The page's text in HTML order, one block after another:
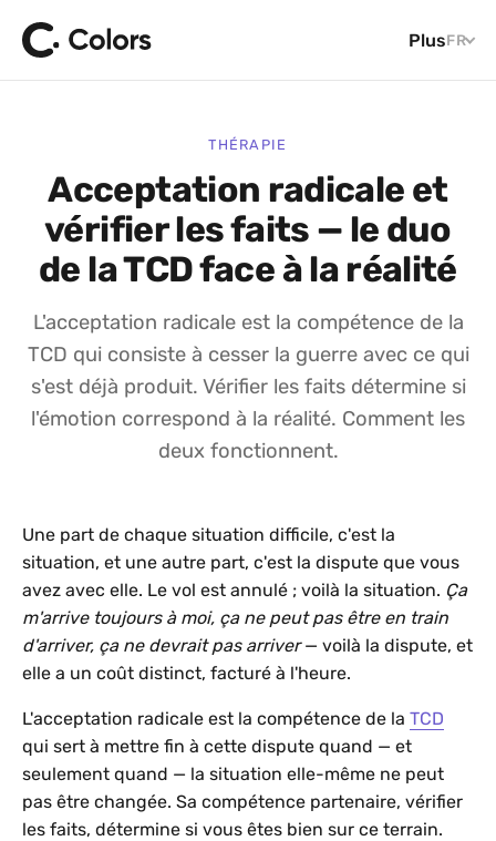
PlusFR
THÉRAPIE
Acceptation radicale et
vérifier les faits — le duo
de la TCD face à la réalité
L'acceptation radicale est la compétence de la
TCD qui consiste à cesser la guerre avec ce qui
s'est déjà produit. Vérifier les faits détermine si
l'émotion correspond à la réalité. Comment les
deux fonctionnent.
Une part de chaque situation difficile, c'est la
situation, et une autre part, c'est la dispute que vous
avez avec elle. Le vol est annulé ; voilà la situation. Ça
m'arrive toujours à moi, ça ne peut pas être en train
d'arriver, ça ne devrait pas arriver— voilà la dispute, et
elle a un coût distinct, facturé à l'heure.
L'acceptation radicale est la compétence de la TCD
qui sert à mettre fin à cette dispute quand — et
seulement quand — la situation elle-même ne peut
pas être changée. Sa compétence partenaire, vérifier
les faits, détermine si vous êtes bien sur ce terrain.